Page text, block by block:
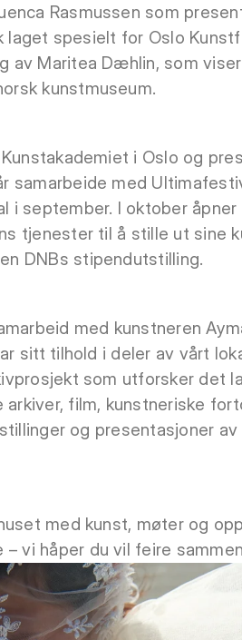
Rasmussen som
spesielt for Oslo
av Maritea Dæhlin, som
kunstmuseum.
i Oslo og
samarbeide med
september. I oktober åpner
tjenester til å stille ut sine
DNBs stipendutstilling.
med kunstneren
sitt tilhold i deler av vårt
som utforsker det
film, kunstneriske
og presentasjoner
med kunst, møter og
vi håper du vil feire